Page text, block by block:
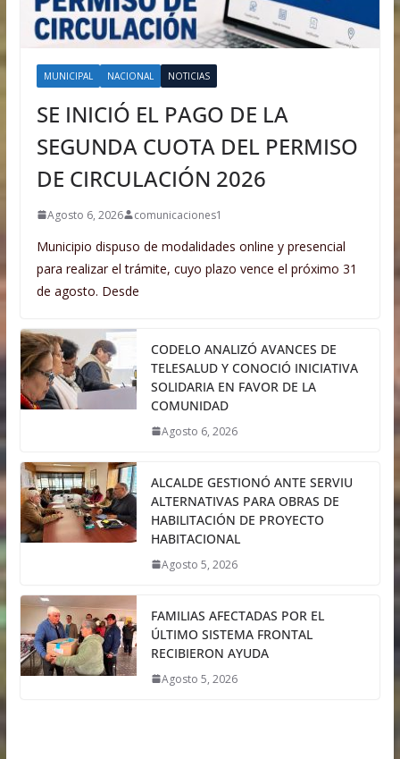
MUNICIPAL NACIONAL NOTICIAS
SE INICIÓ EL PAGO DE LA
SEGUNDA CUOTA DEL PERMISO
DE CIRCULACIÓN 2026
Agosto 6, 2026 comunicaciones1
Municipio dispuso de modalidades online y presencial
para realizar el trámite, cuyo plazo vence el próximo 31
de agosto. Desde
CODELO ANALIZÓ AVANCES DE
TELESALUD Y CONOCIÓ INICIATIVA
SOLIDARIA EN FAVOR DE LA
COMUNIDAD
Agosto 6, 2026
ALCALDE GESTIONÓ ANTE SERVIU
ALTERNATIVAS PARA OBRAS DE
HABILITACIÓN DE PROYECTO
HABITACIONAL
Agosto 5, 2026
FAMILIAS AFECTADAS POR EL
ÚLTIMO SISTEMA FRONTAL
RECIBIERON AYUDA
Agosto 5, 2026